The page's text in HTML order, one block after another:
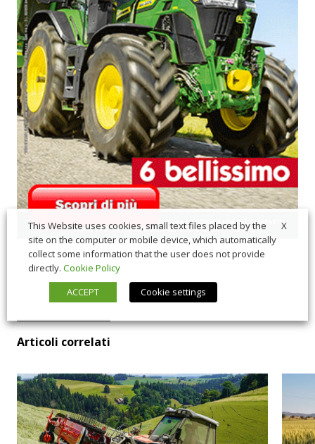
Articoli correlati
X
This Website uses cookies, small text files placed by the
site on the computer or mobile device, which automatically
collect some information that the user does not provide
directly. Cookie Policy
ACCEPT
Cookie settings